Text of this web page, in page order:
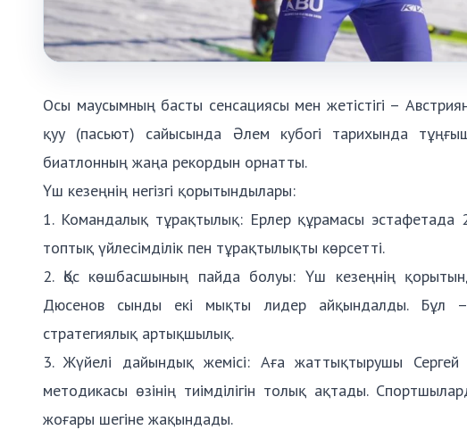
Осы маусымның басты сенсациясы мен жетістігі –
қуу (пасьют) сайысында Әлем кубогі тарихында
биатлонның жаңа рекордын орнатты.
Үш кезеңнің негізгі қорытындылары:
1. Командалық тұрақтылық: Ерлер құрамасы
топтық үйлесімділік пен тұрақтылықты көрсетті.
2. Қос көшбасшының пайда болуы: Үш кезеңнің
Дюсенов сынды екі мықты лидер айқындалды. Бұл
стратегиялық артықшылық.
3. Жүйелі дайындық жемісі: Аға жаттықтырушы
методикасы өзінің тиімділігін толық ақтады.
жоғары шегіне жақындады.